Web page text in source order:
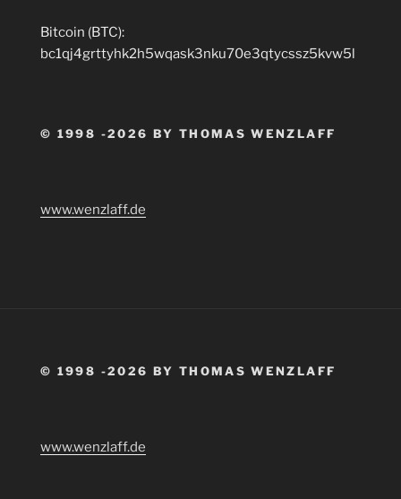
Bitcoin (BTC):
bc1qj4grttyhk2h5wqask3nku70e3qtycssz5kvw5l
© 1998 -2026 BY THOMAS WENZLAFF
www.wenzlaff.de
© 1998 -2026 BY THOMAS WENZLAFF
www.wenzlaff.de